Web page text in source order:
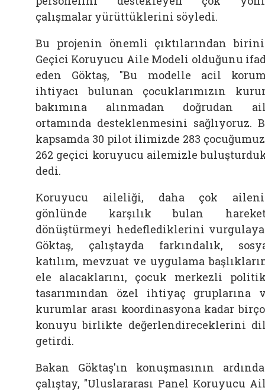
çalışmalar yürüttüklerini söyledi.
Bu projenin önemli çıktılarından
Geçici Koruyucu Aile Modeli olduğunu
eden Göktaş, "Bu modelle acil
ihtiyacı bulunan çocuklarımızın
bakımına alınmadan doğrudan
ortamında desteklenmesini sağlıyoruz.
kapsamda 30 pilot ilimizde 283
262 geçici koruyucu ailemizle
dedi.
Koruyucu aileliği, daha çok
gönlünde karşılık bulan
dönüştürmeyi hedeflediklerini
Göktaş, çalıştayda farkındalık,
katılım, mevzuat ve uygulama
ele alacaklarını, çocuk merkezli
tasarımından özel ihtiyaç gruplarına
kurumlar arası koordinasyona kadar
konuyu birlikte değerlendireceklerini
getirdi.
Bakan Göktaş'ın konuşmasının
çalıştay, "Uluslararası Panel Koruyucu